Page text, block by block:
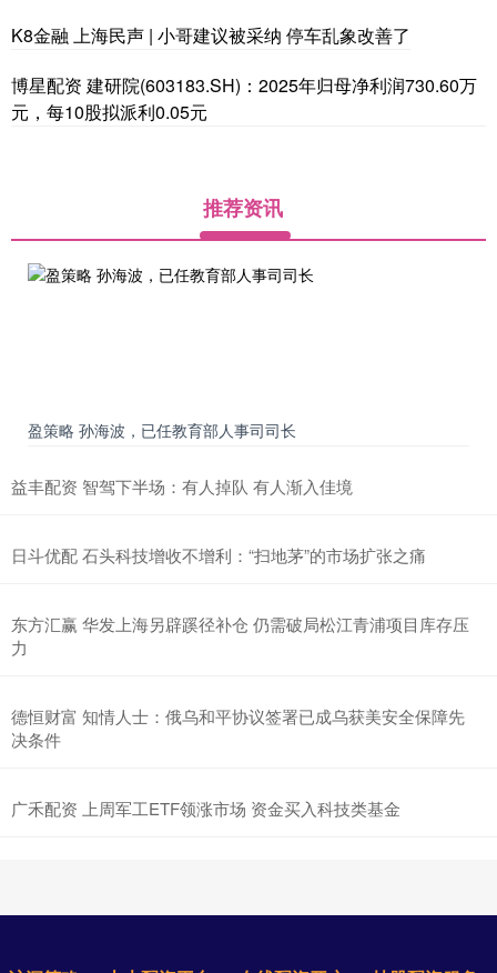
K8金融 上海民声 | 小哥建议被采纳 停车乱象改善了
博星配资 建研院(603183.SH)：2025年归母净利润730.60万
元，每10股拟派利0.05元
推荐资讯
盈策略 孙海波，已任教育部人事司司长
益丰配资 智驾下半场：有人掉队 有人渐入佳境
日斗优配 石头科技增收不增利：“扫地茅”的市场扩张之痛
东方汇赢 华发上海另辟蹊径补仓 仍需破局松江青浦项目库存压
力
德恒财富 知情人士：俄乌和平协议‌签署已成乌获美安全保障先
决条件
广禾配资 上周军工ETF领涨市场 资金买入科技类基金